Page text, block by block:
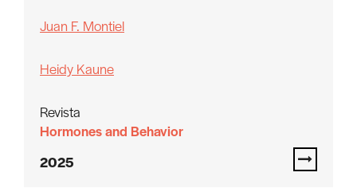
Juan F. Montiel
Heidy Kaune
Revista
Hormones and Behavior
2025